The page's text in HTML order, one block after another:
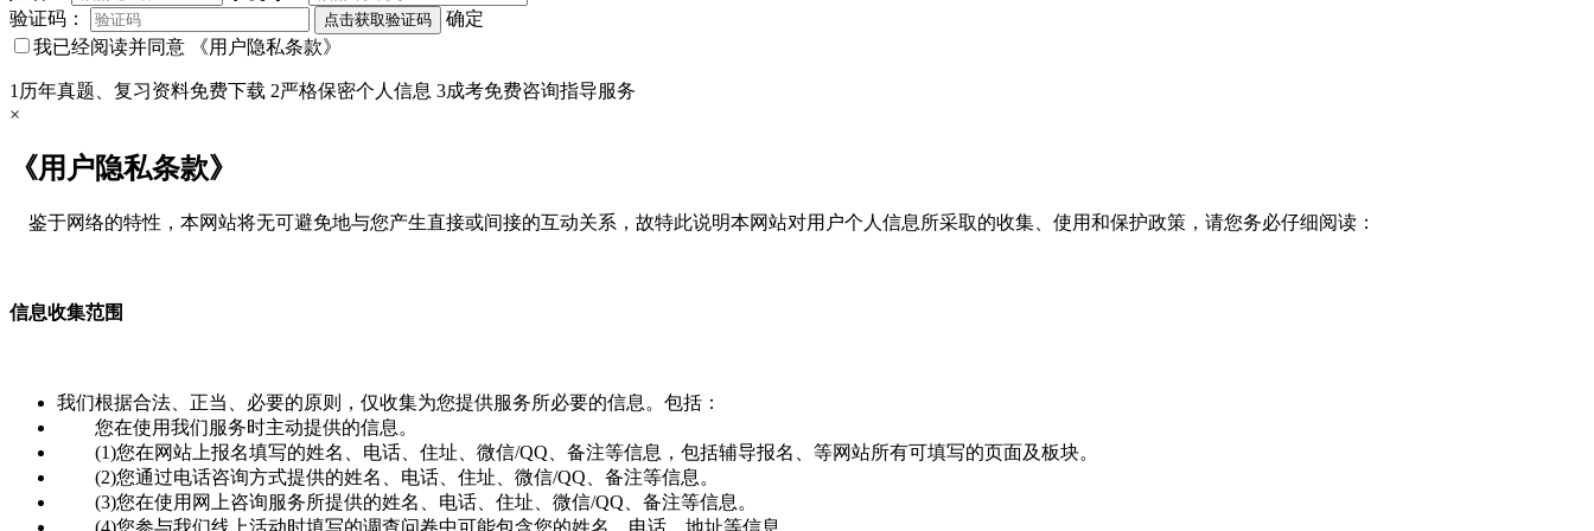
验证码：
点击获取验证码
确定
我已经阅读并同意
《用户隐私条款》
1 历年真题、复习资料免费下载 2严格保密个人信息 3成考免费咨询指导服务
×
《用户隐私条款》
鉴于网络的特性，本网站将无可避免地与您产生直接或间接的互动关系，故特此说明本网站对用户个人信息所采取的收集、使用和保护政策，请您务必仔细阅读：
信息收集范围
我们根据合法、正当、必要的原则，仅收集为您提供服务所必要的信息。包括：
您在使用我们服务时主动提供的信息。
(1)您在网站上报名填写的姓名、电话、住址、微信/QQ、备注等信息，包括辅导报名、等网站所有可填写的页面及板块。
(2)您通过电话咨询方式提供的姓名、电话、住址、微信/QQ、备注等信息。
(3)您在使用网上咨询服务所提供的姓名、电话、住址、微信/QQ、备注等信息。